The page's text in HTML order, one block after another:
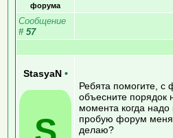
форума
Сообщение
# 57
StasyaN •
Ребята помогите, с
объесните порядок
момента когда
пробую форум меня
делаю?